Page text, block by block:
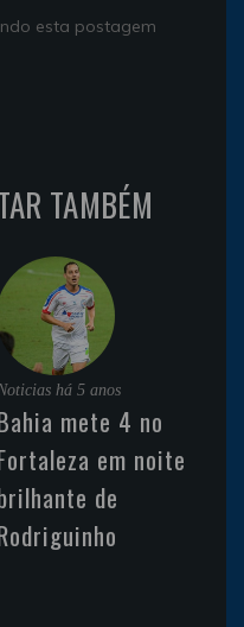
esta postagem
TAMBÉM
há 5 anos
mete 4 no
em noite
de